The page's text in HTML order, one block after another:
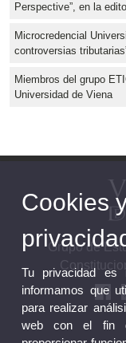
Perspective”, en la
Microcredencial
controversias
Miembros del grupo
Universidad de Viena
Grupo de
Cookies
Tu privacidad es
informamos que
para realizar
web con el fin